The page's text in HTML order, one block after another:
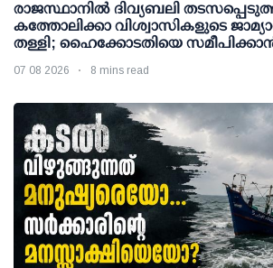
രാജസ്ഥാനിൽ ദിവ്യബലി
കത്തോലിക്കാ വിശ്വാസികളുടെ
തള്ളി; ഹൈക്കോടതിയെ
07 08 2026 8 mins read